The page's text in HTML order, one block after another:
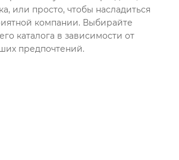
или просто, чтобы насладиться
компании. Выбирайте
каталога в зависимости от
предпочтений.